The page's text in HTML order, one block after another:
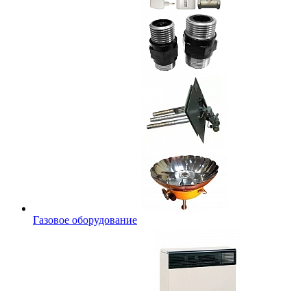
Газовое оборудование